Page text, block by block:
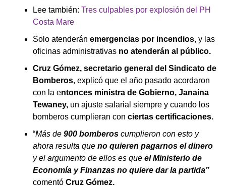
Lee también: Tres culpables por explosión del PH
Costa Mare
Solo atenderán emergencias por incendios, y las
oficinas administrativas no atenderán al público.
Cruz Gómez, secretario general del Sindicato de
Bomberos, explicó que el año pasado acordaron
con la entonces ministra de Gobierno, Janaina
Tewaney, un ajuste salarial siempre y cuando los
bomberos cumplieran con ciertas certificaciones.
“Más de 900 bomberos cumplieron con esto y
ahora resulta que no quieren pagarnos el dinero
y el argumento de ellos es que el Ministerio de
Economía y Finanzas no quiere dar la partida”
comentó Cruz Gómez.